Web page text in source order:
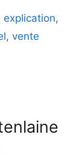
explication,
, vente